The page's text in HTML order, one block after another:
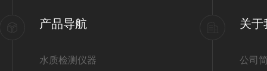
产品导航
水质检测仪器
关于
公司